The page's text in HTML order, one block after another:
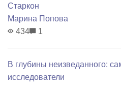
Старкон
Марина Попова
434
1
В глубины неизведанного:
исследователи